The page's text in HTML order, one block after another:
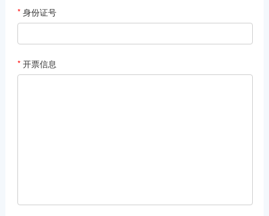
*身份证号
*开票信息